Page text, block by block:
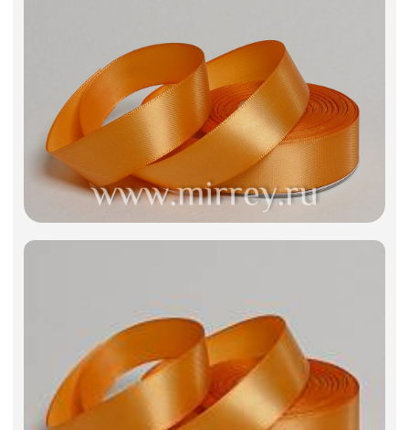
Игрушки мягкие
Изделия из металла
Сухоцветы